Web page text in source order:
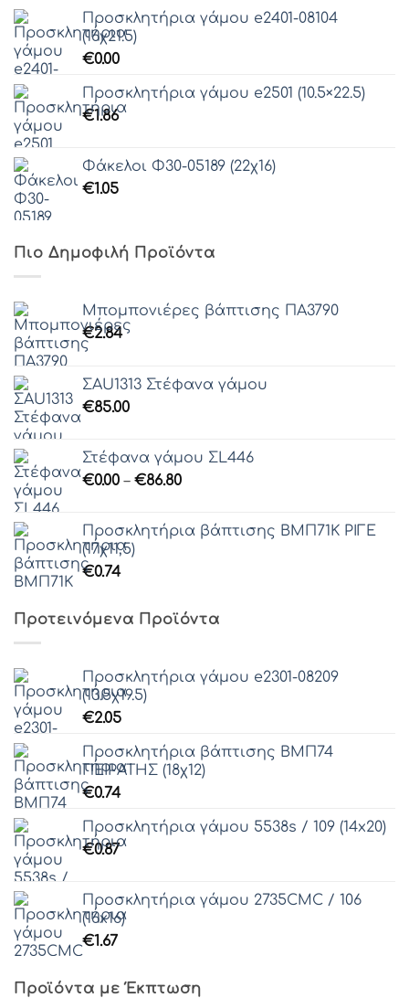
Προσκλητήρια γάμου e2401-08104
(16χ21.5)
€0.00
Προσκλητήρια γάμου e2501 (10.5×22.5)
€1.86
Φάκελοι Φ30-05189 (22χ16)
€1.05
Πιο Δημοφιλή Προϊόντα
Μπομπονιέρες βάπτισης ΠΑ3790
€2.84
ΣAU1313 Στέφανα γάμου
€85.00
Στέφανα γάμου ΣL446
€0.00 – €86.80Price
through
Προσκλητήρια βάπτισης ΒΜΠ71Κ ΡΙΓΕ
(17χ11,5)
€0.74
Προτεινόμενα Προϊόντα
Προσκλητήρια γάμου e2301-08209
(13.5χ19.5)
€2.05
Προσκλητήρια βάπτισης ΒΜΠ74
ΠΕΙΡΑΤΗΣ (18χ12)
€0.74
Προσκλητήρια γάμου 5538s / 109 (14x20)
€0.87
Προσκλητήρια γάμου 2735CMC / 106
(16x16)
€1.67
Προϊόντα με Έκπτωση